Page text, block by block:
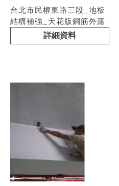
台北市民權東路三段_地板
結構補強_天花版鋼筋外露
詳細資料